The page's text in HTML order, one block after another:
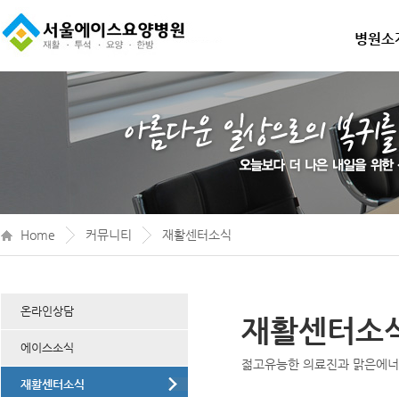
병원소
Home 커뮤니티 재활센터소식
온라인상담
에이스소식
재활센터소식
재활센터소
젊고유능한 의료진과 맑은에